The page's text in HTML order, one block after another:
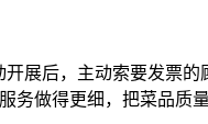
展后，主动索要发票
做得更细，把菜品质